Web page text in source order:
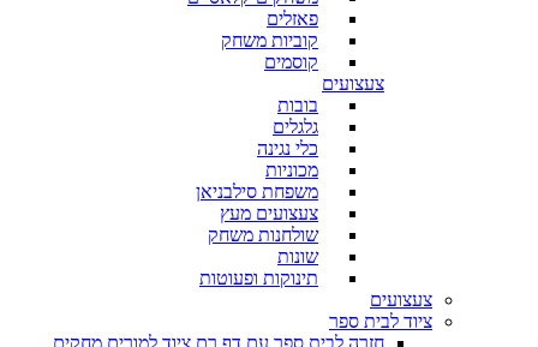
פאזלים
קוביות משחק
קוסמים
צעצועים
בובות
גלגלים
כלי נגינה
מכוניות
משפחת סילבניאן
צעצועים מעץ
שולחנות משחק
שונות
תינוקות ופעוטות
צעצועים
ציוד לבית ספר
חזרה לבית ספר עם דף רם ציוד למורים מחקים